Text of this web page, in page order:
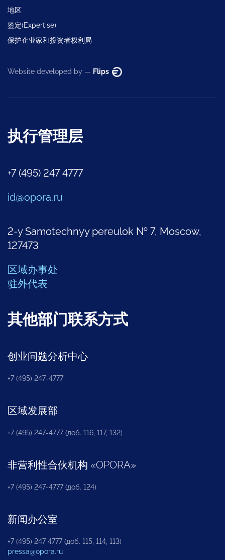
地区
鉴定(Expertise)
保护企业家和投资者权利局
Website developed by — Flips
执行管理层
+7 (495) 247 4777
id@opora.ru
2-y Samotechnyy pereulok № 7, Moscow,
127473
区域办事处
驻外代表
其他部门联系方式
创业问题分析中心
+7 (495) 247-4777
区域发展部
+7 (495) 247-4777 (доб. 116, 117, 132)
非营利性合伙机构 «OPORA»
+7 (495) 247-4777 (доб. 124)
新闻办公室
+7 (495) 247 4777 (доб. 115, 114, 113)
pressa@opora.ru